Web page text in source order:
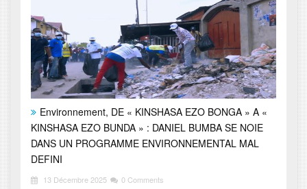
Environnement, DE « KINSHASA EZO BONGA » A «
KINSHASA EZO BUNDA » : DANIEL BUMBA SE NOIE
DANS UN PROGRAMME ENVIRONNEMENTAL MAL
DEFINI
13 Décembre 2025 0 Comments